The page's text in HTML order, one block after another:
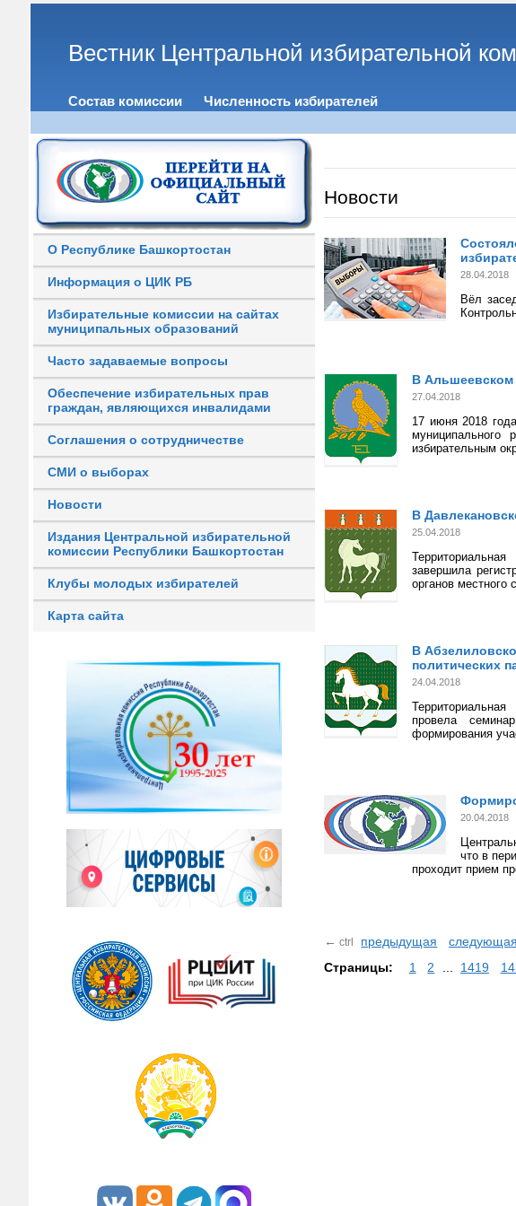
Вестник Центральной избирательной
Состав комиссии Численность избирателей
О Республике Башкортостан
Информация о ЦИК РБ
Избирательные комиссии на сайтах
муниципальных образований
Часто задаваемые вопросы
Обеспечение избирательных прав
граждан, являющихся инвалидами
Соглашения о сотрудничестве
СМИ о выборах
Новости
Издания Центральной избирательной
комиссии Республики Башкортостан
Клубы молодых избирателей
Карта сайта
Новости
28.04.2018
Вёл
В Альшеевском
27.04.2018
17 июня 2018
муниципального
избирательным
В
25.04.2018
завершила
органов местного
В
политических
24.04.2018
провела
формирования
20.04.2018
что в
проходит прием
← ctrl предыдущая следующая
Страницы:
1 2 1419